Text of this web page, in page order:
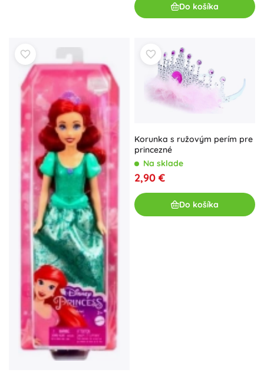
Do košíka
Korunka s ružovým perím pre
princezné
Na sklade
2,90 €
Do košíka